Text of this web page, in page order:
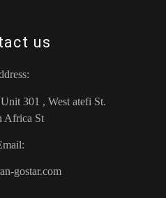
us
301 , West atefi St.
Africa St
gostar.com